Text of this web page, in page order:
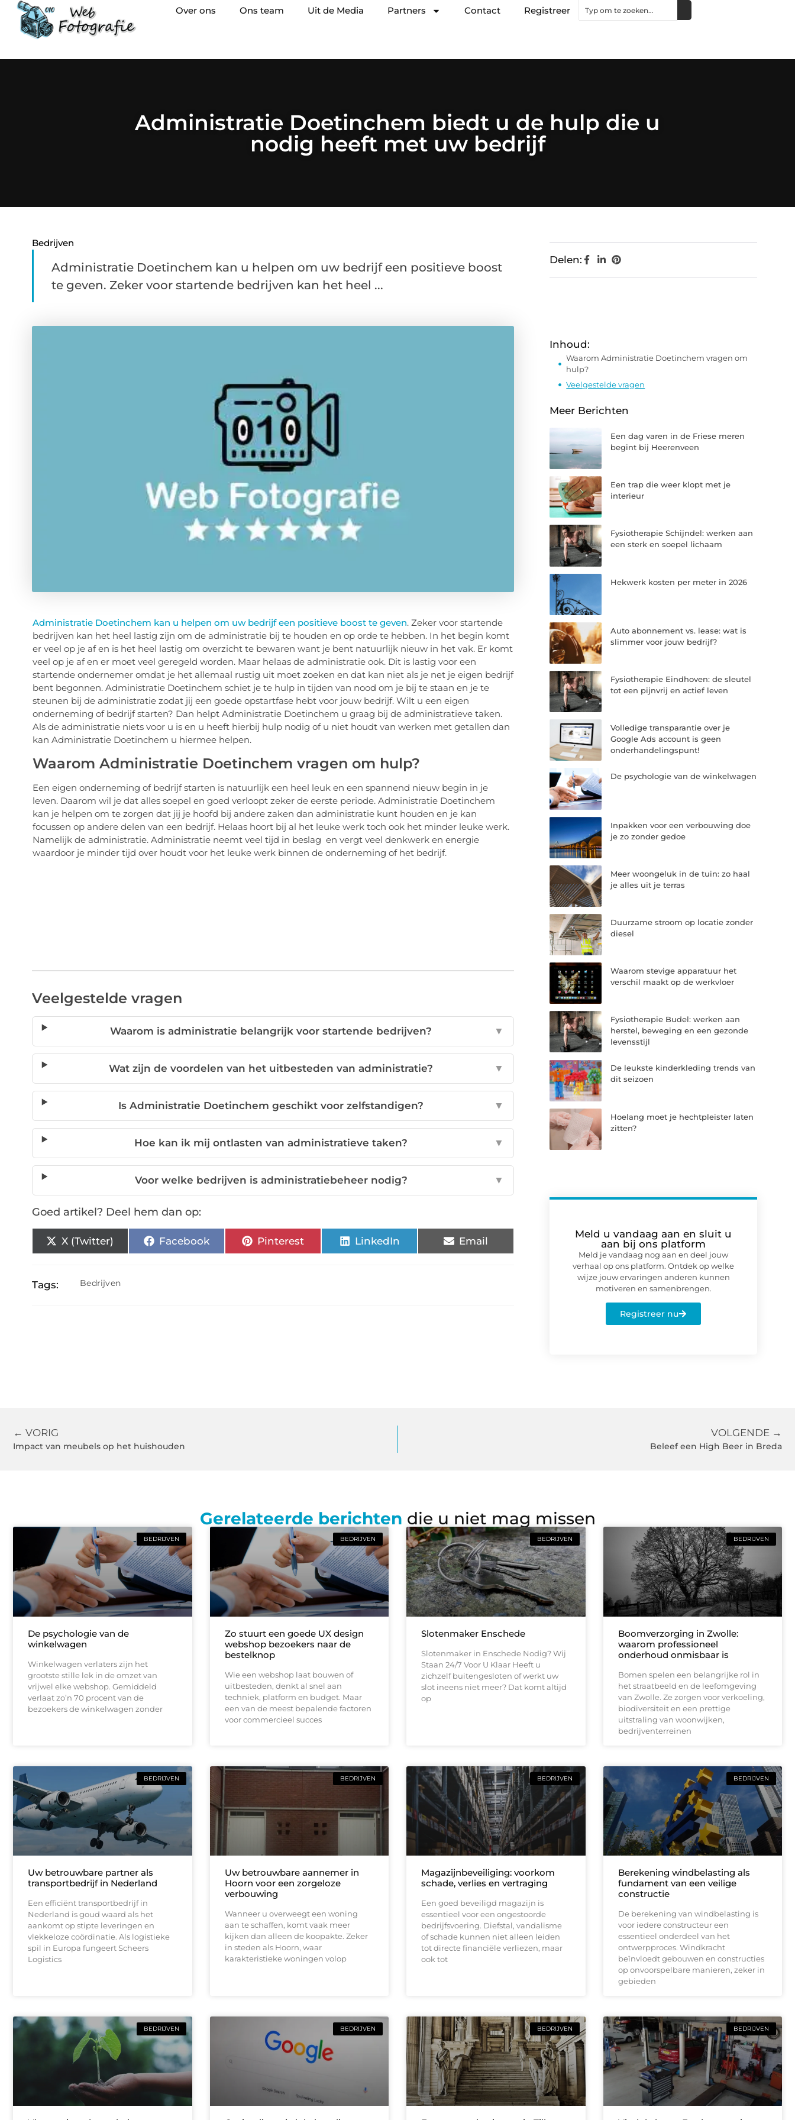
Over ons Ons team Uit de Media Partners Contact Registreer
Administratie Doetinchem biedt u de hulp die u
nodig heeft met uw bedrijf
Bedrijven
Administratie Doetinchem kan u helpen om uw bedrijf een positieve boost
te geven. Zeker voor startende bedrijven kan het heel ...
Administratie Doetinchem kan u helpen om uw bedrijf een positieve boost te geven. Zeker voor startende
bedrijven kan het heel lastig zijn om de administratie bij te houden en op orde te hebben. In het begin komt
er veel op je af en is het heel lastig om overzicht te bewaren want je bent natuurlijk nieuw in het vak. Er komt
veel op je af en er moet veel geregeld worden. Maar helaas de administratie ook. Dit is lastig voor een
startende ondernemer omdat je het allemaal rustig uit moet zoeken en dat kan niet als je net je eigen bedrijf
bent begonnen. Administratie Doetinchem schiet je te hulp in tijden van nood om je bij te staan en je te
steunen bij de administratie zodat jij een goede opstartfase hebt voor jouw bedrijf. Wilt u een eigen
onderneming of bedrijf starten? Dan helpt Administratie Doetinchem u graag bij de administratieve taken.
Als de administratie niets voor u is en u heeft hierbij hulp nodig of u niet houdt van werken met getallen dan
kan Administratie Doetinchem u hiermee helpen.
Waarom Administratie Doetinchem vragen om hulp?
Een eigen onderneming of bedrijf starten is natuurlijk een heel leuk en een spannend nieuw begin in je
leven. Daarom wil je dat alles soepel en goed verloopt zeker de eerste periode. Administratie Doetinchem
kan je helpen om te zorgen dat jij je hoofd bij andere zaken dan administratie kunt houden en je kan
focussen op andere delen van een bedrijf. Helaas hoort bij al het leuke werk toch ook het minder leuke werk.
Namelijk de administratie. Administratie neemt veel tijd in beslag en vergt veel denkwerk en energie
waardoor je minder tijd over houdt voor het leuke werk binnen de onderneming of het bedrijf.
Veelgestelde vragen
Waarom is administratie belangrijk voor startende bedrijven? ▼
Wat zijn de voordelen van het uitbesteden van administratie? ▼
Is Administratie Doetinchem geschikt voor zelfstandigen? ▼
Hoe kan ik mij ontlasten van administratieve taken? ▼
Voor welke bedrijven is administratiebeheer nodig? ▼
Goed artikel? Deel hem dan op:
X (Twitter) Facebook Pinterest LinkedIn Email
Tags: Bedrijven
Delen:
Inhoud:
Waarom Administratie Doetinchem vragen om
hulp?
Veelgestelde vragen
Meer Berichten
Een dag varen in de Friese meren
begint bij Heerenveen
Een trap die weer klopt met je
interieur
Fysiotherapie Schijndel: werken aan
een sterk en soepel lichaam
Hekwerk kosten per meter in 2026
Auto abonnement vs. lease: wat is
slimmer voor jouw bedrijf?
Fysiotherapie Eindhoven: de sleutel
tot een pijnvrij en actief leven
Volledige transparantie over je
Google Ads account is geen
onderhandelingspunt!
De psychologie van de winkelwagen
Inpakken voor een verbouwing doe
je zo zonder gedoe
Meer woongeluk in de tuin: zo haal
je alles uit je terras
Duurzame stroom op locatie zonder
diesel
Waarom stevige apparatuur het
verschil maakt op de werkvloer
Fysiotherapie Budel: werken aan
herstel, beweging en een gezonde
levensstijl
De leukste kinderkleding trends van
dit seizoen
Hoelang moet je hechtpleister laten
zitten?
Meld u vandaag aan en sluit u
aan bij ons platform
Meld je vandaag nog aan en deel jouw
verhaal op ons platform. Ontdek op welke
wijze jouw ervaringen anderen kunnen
motiveren en samenbrengen.
Registreer nu
← VORIG
Impact van meubels op het huishouden
VOLGENDE →
Beleef een High Beer in Breda
Gerelateerde berichten die u niet mag missen
BEDRIJVEN
De psychologie van de
winkelwagen
Winkelwagen verlaters zijn het
grootste stille lek in de omzet van
vrijwel elke webshop. Gemiddeld
verlaat zo’n 70 procent van de
bezoekers de winkelwagen zonder
BEDRIJVEN
Zo stuurt een goede UX design
webshop bezoekers naar de
bestelknop
Wie een webshop laat bouwen of
uitbesteden, denkt al snel aan
techniek, platform en budget. Maar
een van de meest bepalende factoren
voor commercieel succes
BEDRIJVEN
Slotenmaker Enschede
Slotenmaker in Enschede Nodig? Wij
Staan 24/7 Voor U Klaar Heeft u
zichzelf buitengesloten of werkt uw
slot ineens niet meer? Dat komt altijd
op
BEDRIJVEN
Boomverzorging in Zwolle:
waarom professioneel
onderhoud onmisbaar is
Bomen spelen een belangrijke rol in
het straatbeeld en de leefomgeving
van Zwolle. Ze zorgen voor verkoeling,
biodiversiteit en een prettige
uitstraling van woonwijken,
bedrijventerreinen
BEDRIJVEN
Uw betrouwbare partner als
transportbedrijf in Nederland
Een efficiënt transportbedrijf in
Nederland is goud waard als het
aankomt op stipte leveringen en
vlekkeloze coördinatie. Als logistieke
spil in Europa fungeert Scheers
Logistics
BEDRIJVEN
Uw betrouwbare aannemer in
Hoorn voor een zorgeloze
verbouwing
Wanneer u overweegt een woning
aan te schaffen, komt vaak meer
kijken dan alleen de koopakte. Zeker
in steden als Hoorn, waar
karakteristieke woningen volop
BEDRIJVEN
Magazijnbeveiliging: voorkom
schade, verlies en vertraging
Een goed beveiligd magazijn is
essentieel voor een ongestoorde
bedrijfsvoering. Diefstal, vandalisme
of schade kunnen niet alleen leiden
tot directe financiële verliezen, maar
ook tot
BEDRIJVEN
Berekening windbelasting als
fundament van een veilige
constructie
De berekening van windbelasting is
voor iedere constructeur een
essentieel onderdeel van het
ontwerpproces. Windkracht
beïnvloedt gebouwen en constructies
op onvoorspelbare manieren, zeker in
gebieden
BEDRIJVEN BEDRIJVEN BEDRIJVEN BEDRIJVEN